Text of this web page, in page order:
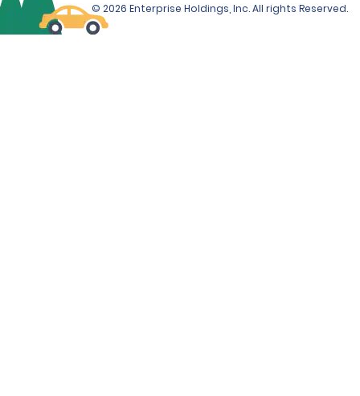
© 2026 Enterprise Holdings, Inc. All rights Reserved.